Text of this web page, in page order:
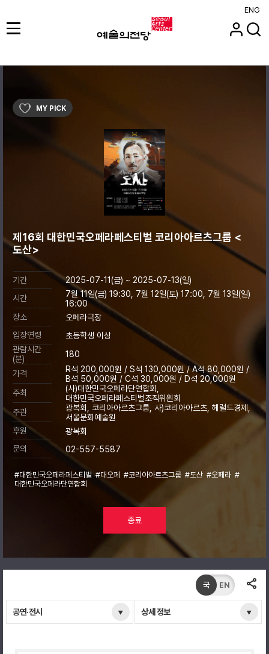
ENG
MY PICK
제16회 대한민국오페라페스티벌 코리아아르츠그룹 <
도산>
기간
2025-07-11(금) ~ 2025-07-13(일)
시간
7월 11일(금) 19:30, 7월 12일(토) 17:00, 7월 13일(일)
16:00
장소
오페라극장
입장연령
초등학생 이상
관람시간
(분)
180
가격
R석 200,000원 / S석 130,000원 / A석 80,000원 /
B석 50,000원 / C석 30,000원 / D석 20,000원
주최
(사)대한민국오페라단연합회,
대한민국오페라페스티벌조직위원회
주관
광복회, 코리아아르츠그룹, 사)코리아아르츠, 헤럴드경제,
서울문화예술원
후원
광복회
문의
02-557-5587
#대한민국오페라페스티벌 #대오페 #코리아아르츠그룹 #도산 #오페라 #
대한민국오페라단연합회
종료
공연·전시 상세 정보
국 EN